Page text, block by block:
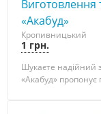
Виготовлення
«Акабуд»
Кропивницький
1 грн.
Шукаєте надійний
«Акабуд» пропонує